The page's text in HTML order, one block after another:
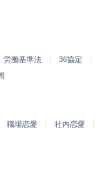
労働基準法
36協定
職場恋愛
社内恋愛